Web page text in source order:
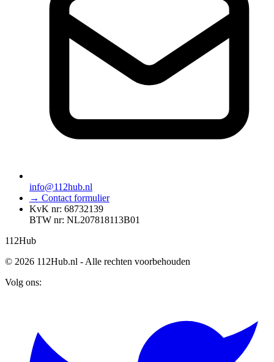
info@112hub.nl
→ Contact formulier
KvK nr: 68732139
BTW nr: NL207818113B01
112Hub
© 2026 112Hub.nl - Alle rechten voorbehouden
Volg ons: